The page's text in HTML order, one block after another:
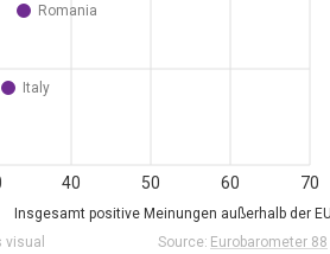
40 50 60 70
Italy
Romania
Insgesamt positive Meinungen außerhalb der
Source: Eurobarometer 88
visual